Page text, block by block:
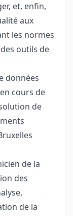
et, enfin,
aux
les normes
outils de
données
cours de
de
de la
des
de la